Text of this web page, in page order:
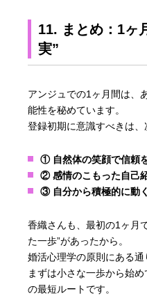
11. まとめ：1ヶ
実”
アンジュでの1ヶ月間は、
能性を秘めています。
登録初期に意識すべきは、
① 自然体の笑顔で信頼
② 感情のこもった自己
③ 自分から積極的に動く
香織さんも、最初の1ヶ月
た一歩”があったから。
婚活心理学の原則にある通
まずは小さな一歩から始
の最短ルートです。